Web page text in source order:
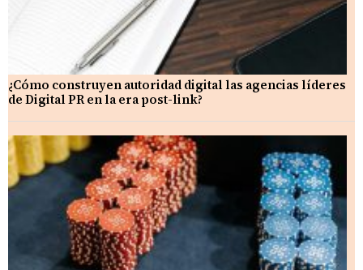
¿Cómo construyen autoridad digital las agencias líderes
de Digital PR en la era post-link?